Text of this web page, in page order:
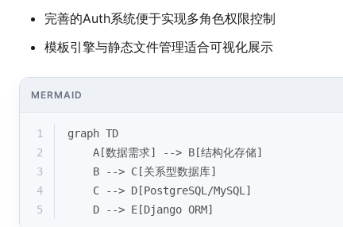
完善的Auth系统便于实现多角色权限控制
模板引擎与静态文件管理适合可视化展示
MERMAID
1
graph TD
2
    A[数据需求] --> B[结构化存储]
3
    B --> C[关系型数据库]
4
    C --> D[PostgreSQL/MySQL]
5
    D --> E[Django ORM]